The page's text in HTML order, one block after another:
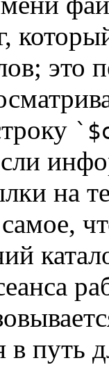
это
на
в путь